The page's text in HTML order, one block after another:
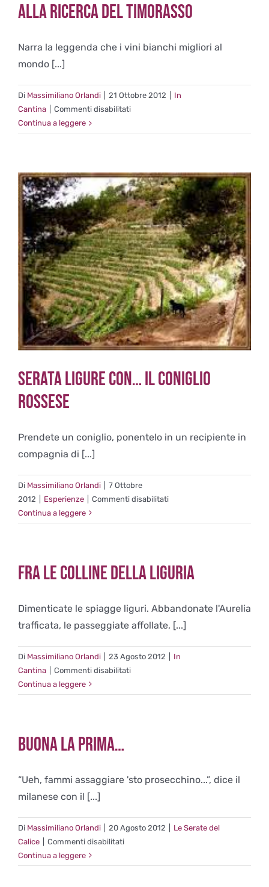
Alla ricerca del Timorasso
Narra la leggenda che i vini bianchi migliori al
mondo [...]
Di Massimiliano Orlandi 21 Ottobre 2012
In
Cantina
Commenti disabilitatisu
ricerca
Continua a leggere
Serata ligure con… il coniglio
Rossese
Prendete un coniglio, ponentelo in un recipiente in
compagnia di [...]
Di Massimiliano Orlandi
7 Ottobre
2012
Esperienze Commenti disabilitatisu
ligure
coniglio
Rossese
Continua a leggere
Fra le colline della Liguria
Dimenticate le spiagge liguri. Abbandonate l'Aurelia
trafficata, le passeggiate affollate, [...]
Di Massimiliano Orlandi 23 Agosto 2012
In
Cantina
Commenti disabilitatisu
le
Continua a leggere
Buona la prima…
“Ueh, fammi assaggiare 'sto prosecchino...”, dice il
milanese con il [...]
Di Massimiliano Orlandi 20 Agosto 2012
Le Serate del
Calice
Commenti disabilitatisu
la
Continua a leggere